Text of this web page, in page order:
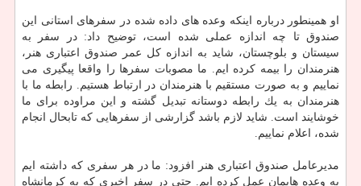
او همینطور درباره اینكه وعده های داده شده در سفرهای استانی این
صندوق تا چه اندازه عملی شده است، توضیح داد: در سفر به
سیستان و بلوچستان، شاید به اندازه كل عمر صندوق اعتباری هنر،
هنرمندان را بیمه كرده ایم. ما مصوبات سفرها را واقعا پیگیری می
نماییم و به صورت مستقیم با هنرمندان در ارتباط هستیم. رابطه ما با
هنرمندان به یك رابطه دوستانه تبدیل گشته و این مراوده برای ما
خوشایند است. شاید لازم باشد گزارشی از سفرهایی كه تابحال انجام
شده، اعلام نماییم.
مدیرعامل صندوق اعتباری هنر افزود: ما در هر سفری كه داشته ایم
به وعده هایمان عمل كرده ایم. حتی در سفر اخیری كه به كرمانشاه